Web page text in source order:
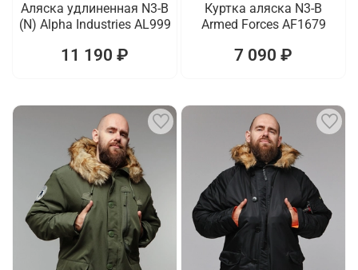
Аляска удлиненная N3-B
(N) Alpha Industries AL999
11 190 ₽
Куртка аляска N3-B
Armed Forces AF1679
7 090 ₽